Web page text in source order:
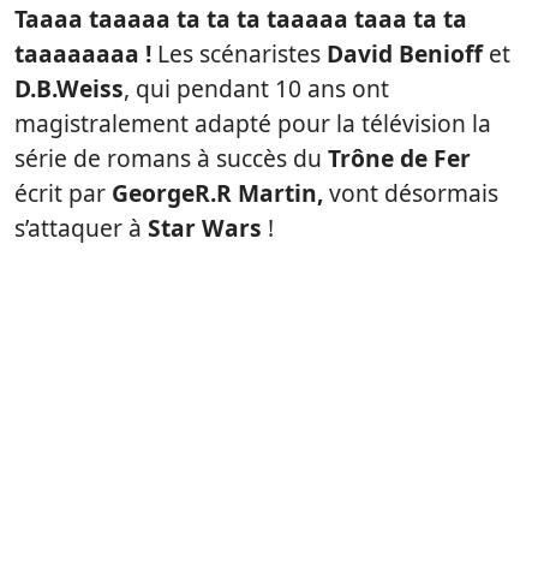
Taaaa taaaaa ta ta ta taaaaa taaa ta ta
taaaaaaaa ! Les scénaristes David Benioffet
D.B.Weiss, qui pendant 10 ans ont
magistralement adapté pour la télévision la
série de romans à succès du Trône de Fer
écrit par GeorgeR.R Martin,vont désormais
s’attaquer à Star Wars !